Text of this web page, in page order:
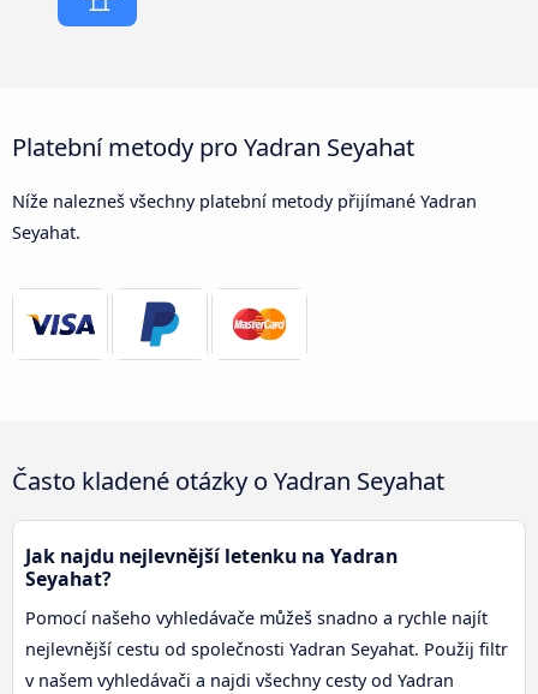
Platební metody pro Yadran Seyahat
Níže nalezneš všechny platební metody přijímané Yadran
Seyahat.
Často kladené otázky o Yadran Seyahat
Jak najdu nejlevnější letenku na Yadran
Seyahat?
Pomocí našeho vyhledávače můžeš snadno a rychle najít
nejlevnější cestu od společnosti Yadran Seyahat. Použij filtr
v našem vyhledávači a najdi všechny cesty od Yadran